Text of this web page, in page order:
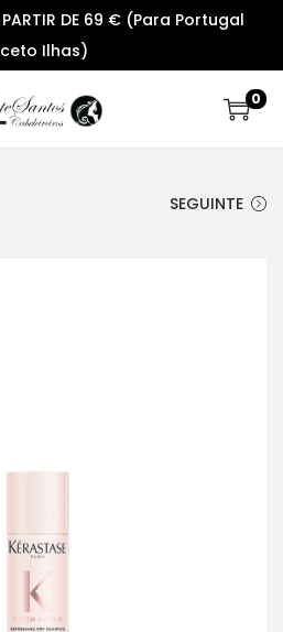
PARTIR DE 69 € (Para Portugal
Ilhas)
S
o
n
S
0
SEGUINTE